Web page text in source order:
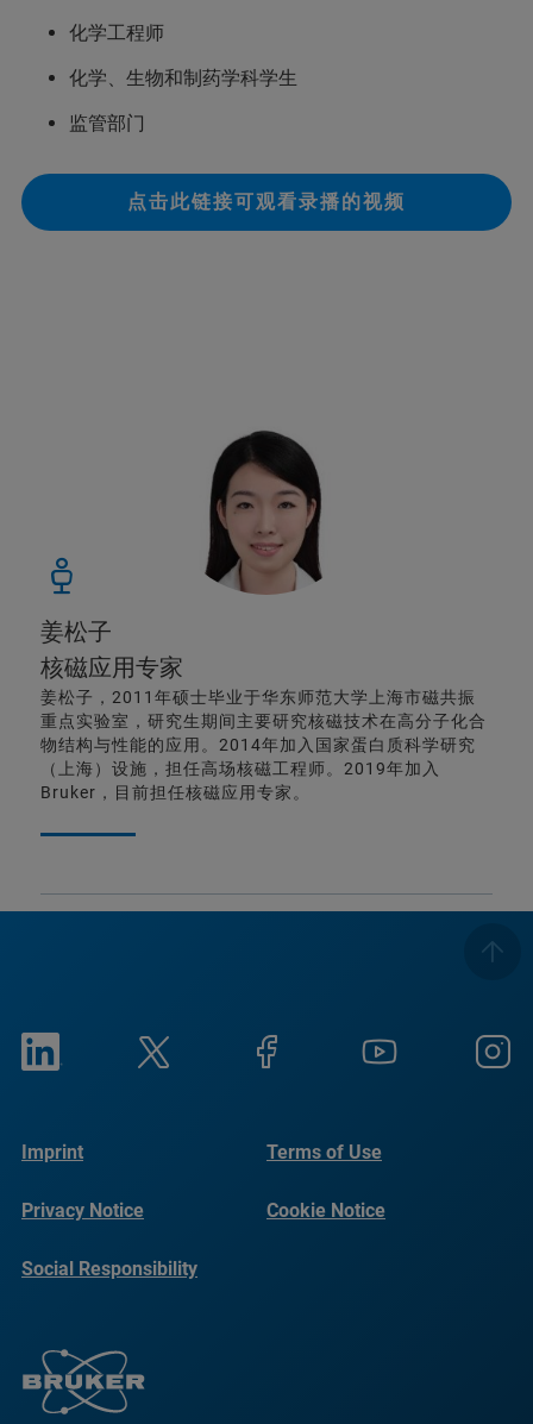
化学工程师
化学、生物和制药学科学生
监管部门
点击此链接可观看录播的视频
姜松子
核磁应用专家
姜松子，2011年硕士毕业于华东师范大学上海市磁共振
重点实验室，研究生期间主要研究核磁技术在高分子化合
物结构与性能的应用。2014年加入国家蛋白质科学研究
（上海）设施，担任高场核磁工程师。2019年加入
Bruker，目前担任核磁应用专家。
Imprint Terms of Use
Privacy Notice Cookie Notice
Social Responsibility